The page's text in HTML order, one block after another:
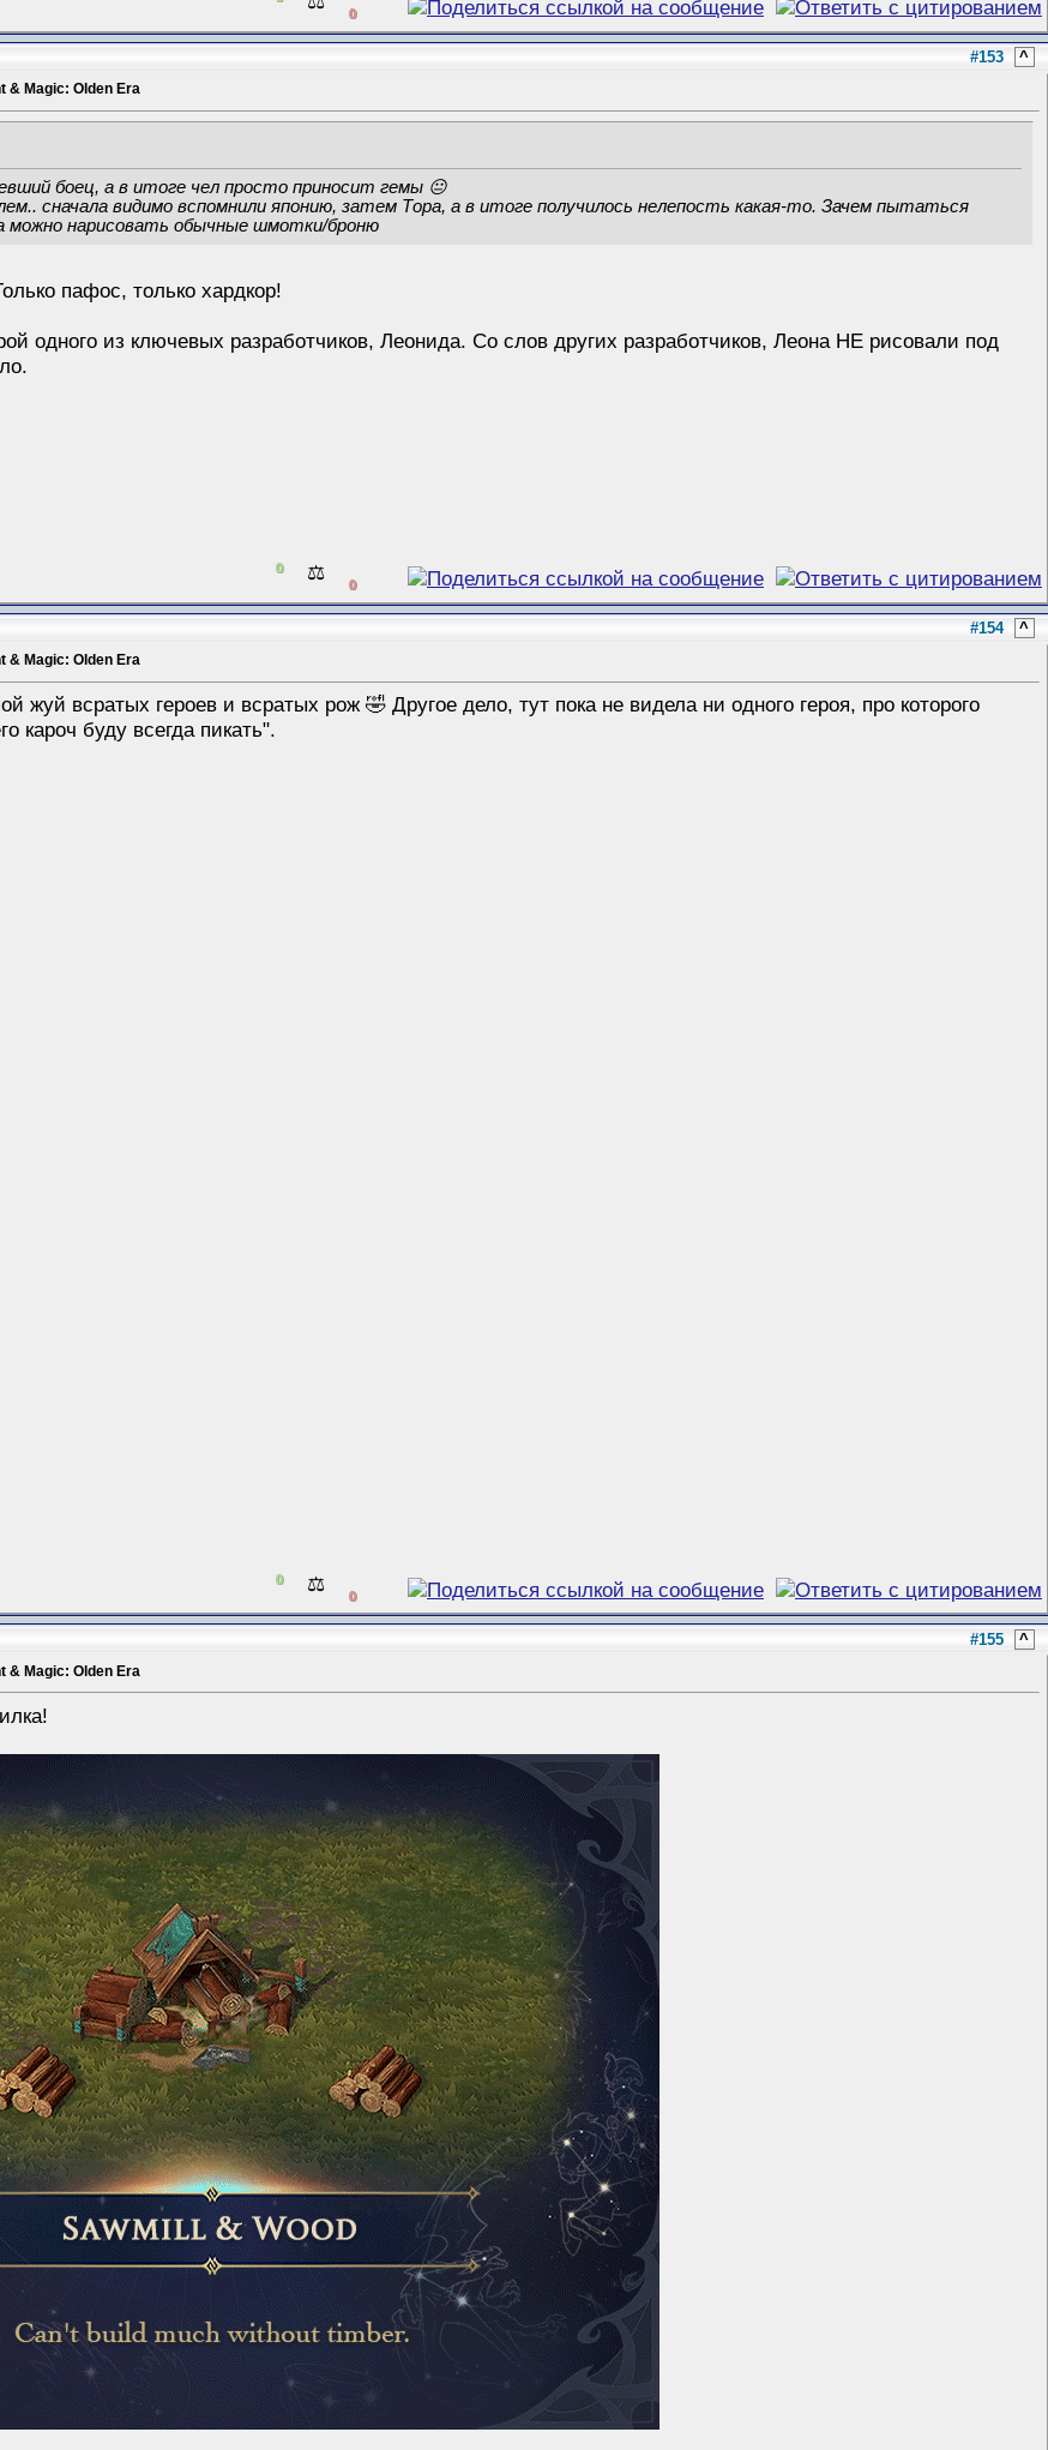
0
#153 ^
& Magic: Olden Era
боец, а в итоге чел просто приносит гемы 😐
сначала видимо вспомнили японию, затем Тора, а в итоге получилось нелепость какая-то. Зачем пытаться
нарисовать обычные шмотки/броню
пафос, только хардкор!
одного из ключевых разработчиков, Леонида. Со слов других разработчиков, Леона НЕ рисовали под
0 ⚖️ 0
#154 ^
& Magic: Olden Era
жуй всратых героев и всратых рож 🤣 Другое дело, тут пока не видела ни одного героя, про которого
кароч буду всегда пикать".
0 ⚖️ 0
#155 ^
& Magic: Olden Era